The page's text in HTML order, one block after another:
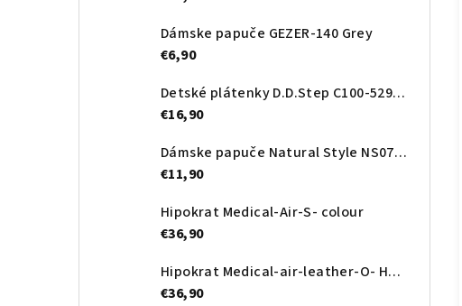
Dámske papuče GEZER-140 Grey
€6,90
Detské plátenky D.D.Step C100-52989A Royal blue
€16,90
Dámske papuče Natural Style NS075 sivé
€11,90
Hipokrat Medical-Air-S- colour
€36,90
Hipokrat Medical-air-leather-O- Heart
€36,90